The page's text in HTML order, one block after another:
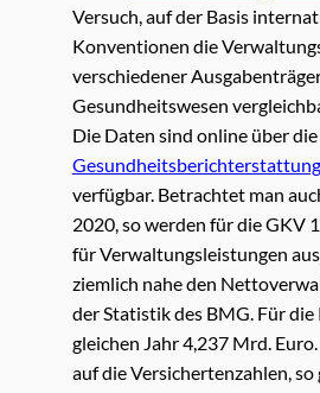
Versuch, auf der Basis
Konventionen die
verschiedener
Gesundheitswesen
Die Daten sind online über die
verfügbar. Betrachtet man
2020, so werden für die GKV
für Verwaltungsleistungen
ziemlich nahe den
der Statistik des BMG. Für die
gleichen Jahr 4,237 Mrd.
auf die Versichertenzahlen,